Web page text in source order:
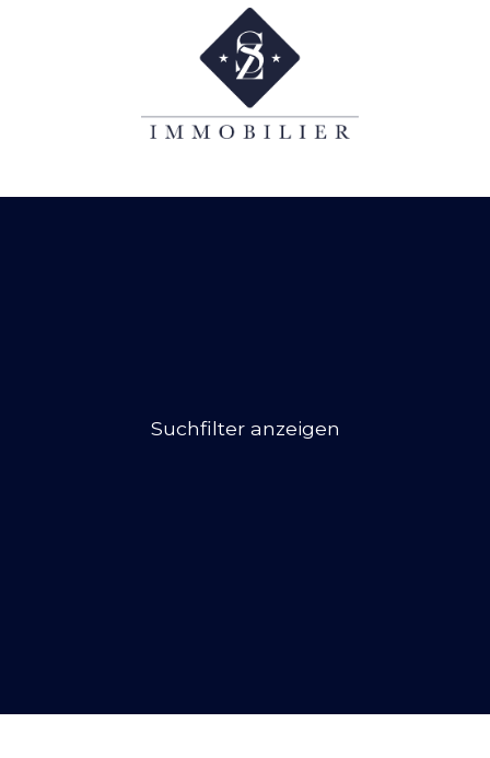
Suchfilter anzeigen